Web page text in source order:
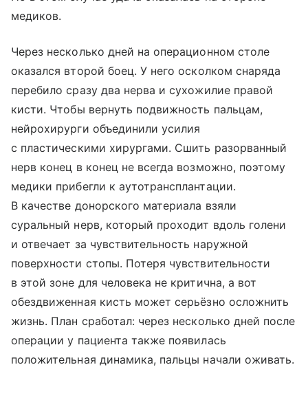
медиков.
Через несколько дней на операционном столе
оказался второй боец. У него осколком снаряда
перебило сразу два нерва и сухожилие правой
кисти. Чтобы вернуть подвижность пальцам,
нейрохирурги объединили усилия
с пластическими хирургами. Сшить разорванный
нерв конец в конец не всегда возможно, поэтому
медики прибегли к аутотрансплантации.
В качестве донорского материала взяли
суральный нерв, который проходит вдоль голени
и отвечает за чувствительность наружной
поверхности стопы. Потеря чувствительности
в этой зоне для человека не критична, а вот
обездвиженная кисть может серьёзно осложнить
жизнь. План сработал: через несколько дней после
операции у пациента также появилась
положительная динамика, пальцы начали оживать.